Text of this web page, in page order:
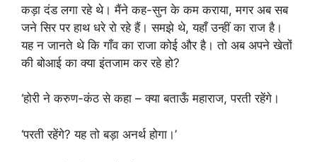
कड़ा दंड लगा रहे थे। मैंने कह-सुन के कम कराया, मगर अब सब
जने सिर पर हाथ धरे रो रहे हैं। समझे थे, यहाँ उन्हीं का राज है।
यह न जानते थे कि गाँव का राजा कोई और है। तो अब अपने खेतों
की बोआई का क्या इंतजाम कर रहे हो?
‘होरी ने करुण-कंठ से कहा – क्या बताऊँ महाराज, परती रहेंगे।
‘परती रहेंगे? यह तो बड़ा अनर्थ होगा।’